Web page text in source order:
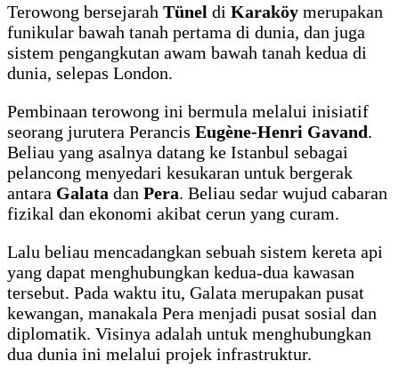
Terowong bersejarah Tünel di Karaköy merupakan
funikular bawah tanah pertama di dunia, dan juga
sistem pengangkutan awam bawah tanah kedua di
dunia, selepas London.
Pembinaan terowong ini bermula melalui inisiatif
seorang jurutera Perancis Eugène-Henri Gavand.
Beliau yang asalnya datang ke Istanbul sebagai
pelancong menyedari kesukaran untuk bergerak
antara Galata dan Pera. Beliau sedar wujud cabaran
fizikal dan ekonomi akibat cerun yang curam.
Lalu beliau mencadangkan sebuah sistem kereta api
yang dapat menghubungkan kedua-dua kawasan
tersebut. Pada waktu itu, Galata merupakan pusat
kewangan, manakala Pera menjadi pusat sosial dan
diplomatik. Visinya adalah untuk menghubungkan
dua dunia ini melalui projek infrastruktur.